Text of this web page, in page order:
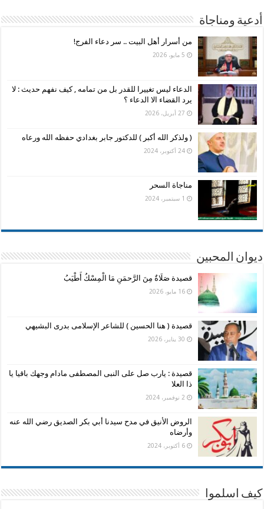
أدعية ومناجاة
من أسرار أهل البيت .. سر دعاء الفرج!
5 مايو، 2026
الدعاء ليس تغييرا للقدر بل من تمامه , كيف نفهم حديث : لا
يرد القضاء الا الدعاء ؟
27 أبريل، 2026
( ولذكر الله أكبر ) للدكتور جابر بغدادي حفظه الله ورعاه
24 أكتوبر، 2024
مناجاة السحر
1 سبتمبر، 2024
ديوان المحبين
قصيدة صَلَاةٌ مِنَ الرَّحمَنِ مَا الْمِسْكُ أَطْيَبُ
16 مايو، 2026
قصيدة ( هنا الحسين ) للشاعر الإسلامى بدرى البشيهي
30 يناير، 2026
قصيدة : يارب صل على النبى المصطفى مادام وجهك باقيا يا
ذا العلا
2 نوفمبر، 2024
الروض الأنيق في مدح سيدنا أبي بكر الصديق رضي الله عنه
وأرضاه
6 أكتوبر، 2024
كيف اسلموا